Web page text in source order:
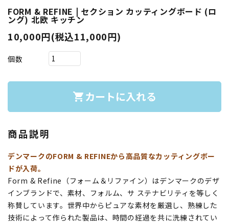
FORM & REFINE | セクション カッティングボード (ロ
ング) 北欧 キッチン
10,000円(税込11,000円)
個数
shopping_cart カートに入れる
商品説明
デンマークのFORM & REFINEから高品質なカッティングボー
ドが入荷。
Form & Refine（フォーム＆リファイン）はデンマークのデザ
インブランドで、素材、フォルム、サ ステナビリティを等しく
称賛しています。世界中からピュアな素材を厳選し、熟練した
技術によって作られた製品は、時間の経過を共に洗練されてい